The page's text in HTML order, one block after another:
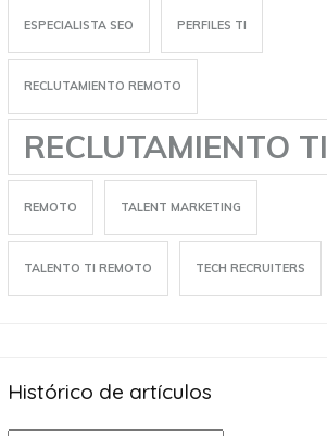
ESPECIALISTA SEO PERFILES TI
RECLUTAMIENTO REMOTO
RECLUTAMIENTO TI
REMOTO TALENT MARKETING
TALENTO TI REMOTO TECH RECRUITERS
Histórico de artículos